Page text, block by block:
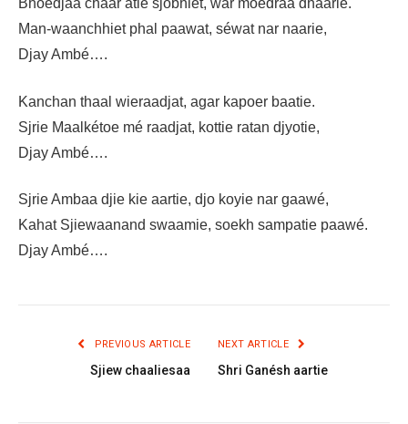
Bhoedjaa chaar atie sjobhiet, war moedraa dhaarie.
Man-waanchhiet phal paawat, séwat nar naarie,
Djay Ambé….
Kanchan thaal wieraadjat, agar kapoer baatie.
Sjrie Maalkétoe mé raadjat, kottie ratan djyotie,
Djay Ambé….
Sjrie Ambaa djie kie aartie, djo koyie nar gaawé,
Kahat Sjiewaanand swaamie, soekh sampatie paawé.
Djay Ambé….
PREVIOUS ARTICLE
Sjiew chaaliesaa
NEXT ARTICLE
Shri Ganésh aartie